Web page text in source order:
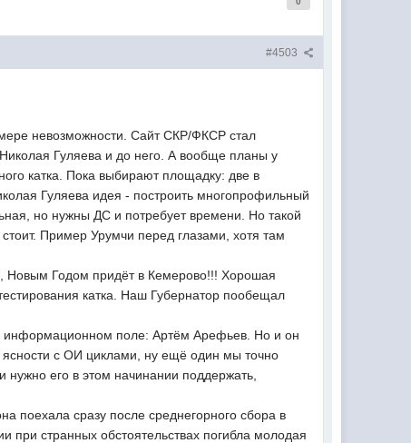
#4503
невозможности. Сайт СКР/ФКСР стал
Гуляева и до него. А вообще планы у
катка. Пока выбирают площадку: две в
Гуляева идея - построить многопрофильный
но нужны ДС и потребует времени. Но такой
Пример Урумчи перед глазами, хотя там
Новым Годом придёт в Кемерово!!! Хорошая
катка. Наш Губернатор пообещал
в информационном поле: Артём Арефьев. Но и он
ясности с ОИ циклами, ну ещё один мы точно
его в этом начинании поддержать,
поехала сразу после среднегорного сбора в
странных обстоятельствах погибла молодая